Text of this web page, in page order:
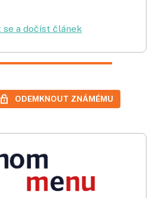
se a dočíst článek
ODEMKNOUT ZNÁMÉMU